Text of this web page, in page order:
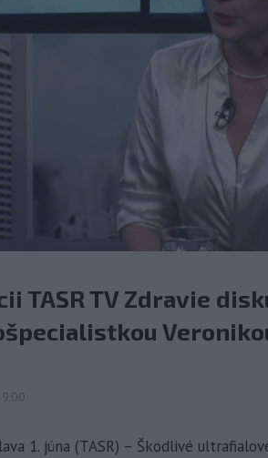
TASR TV Zdravie
1. júna (TASR) – Škodlivé